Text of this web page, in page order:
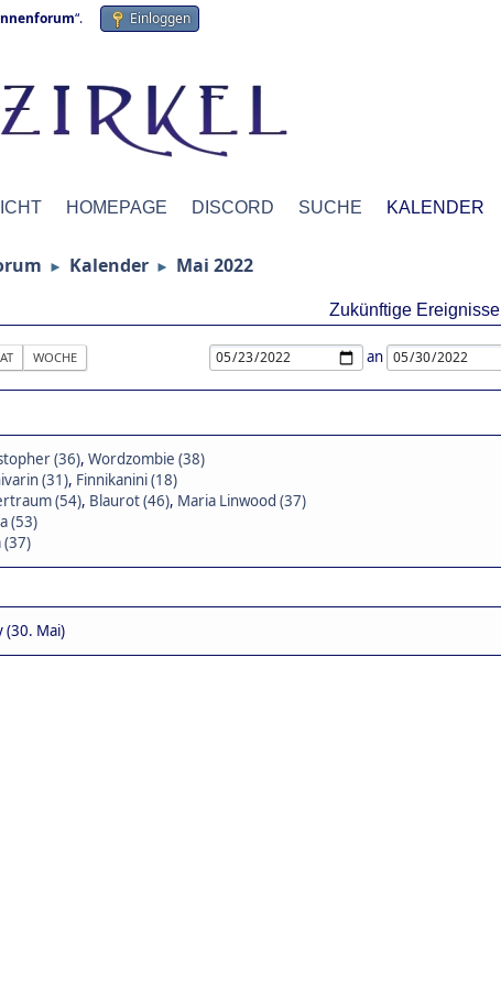
“. Einloggen
HOMEPAGE DISCORD SUCHE KALENDER
► Kalender ► Mai 2022
Zukünftige Ereignisse
WOCHE an
(36), Wordzombie (38)
(31), Finnikanini (18)
(54), Blaurot (46), Maria Linwood (37)
(53)
(37)
(30. Mai)